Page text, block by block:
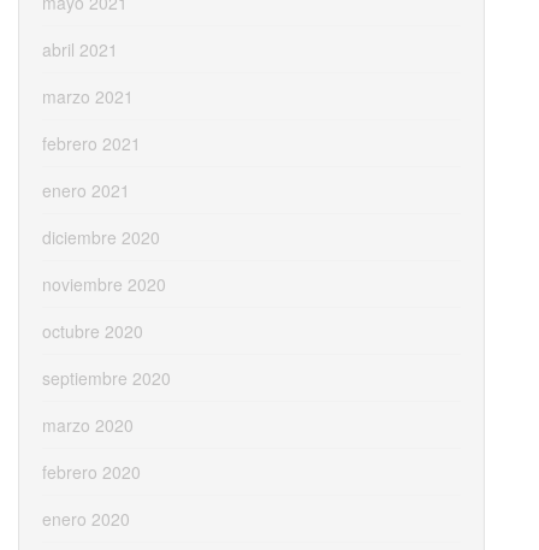
abril 2021
marzo 2021
febrero 2021
enero 2021
diciembre 2020
noviembre 2020
octubre 2020
septiembre 2020
marzo 2020
febrero 2020
enero 2020